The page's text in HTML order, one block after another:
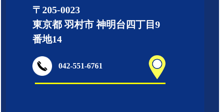
〒205-0023
東京都 羽村市 神明台四丁目9
番地14
042-551-6761